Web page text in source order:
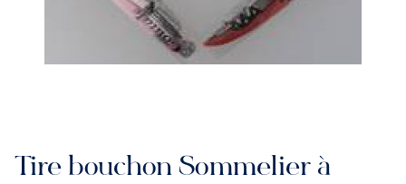
Tire bouchon Sommelier à